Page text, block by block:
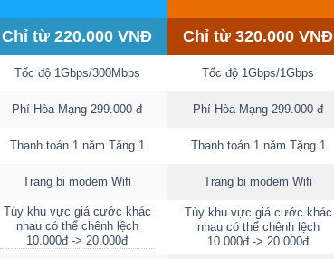
Chỉ từ 220.000 VNĐ
Tốc độ 1Gbps/300Mbps
Phí Hòa Mạng 299.000 đ
Thanh toán 1 năm Tặng 1
Trang bị modem Wifi
Tùy khu vực giá cước khác
nhau có thể chênh lệch
10.000đ -> 20.000đ
Chỉ từ 320.000 VNĐ
Tốc độ 1Gbps/1Gbps
Phí Hòa Mạng 299.000 đ
Thanh toán 1 năm Tặng 1
Trang bị modem Wifi
Tùy khu vực giá cước khác
nhau có thể chênh lệch
10.000đ -> 20.000đ